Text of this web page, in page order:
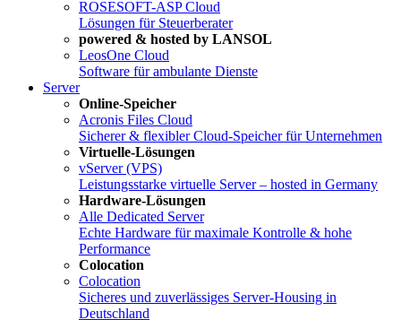
ROSESOFT-ASP Cloud
Lösungen für Steuerberater
powered & hosted by LANSOL
LeosOne Cloud
Software für ambulante Dienste
Server
Online-Speicher
Acronis Files Cloud
Sicherer & flexibler Cloud-Speicher für Unternehmen
Virtuelle-Lösungen
vServer (VPS)
Leistungsstarke virtuelle Server – hosted in Germany
Hardware-Lösungen
Alle Dedicated Server
Echte Hardware für maximale Kontrolle & hohe
Performance
Colocation
Colocation
Sicheres und zuverlässiges Server-Housing in
Deutschland